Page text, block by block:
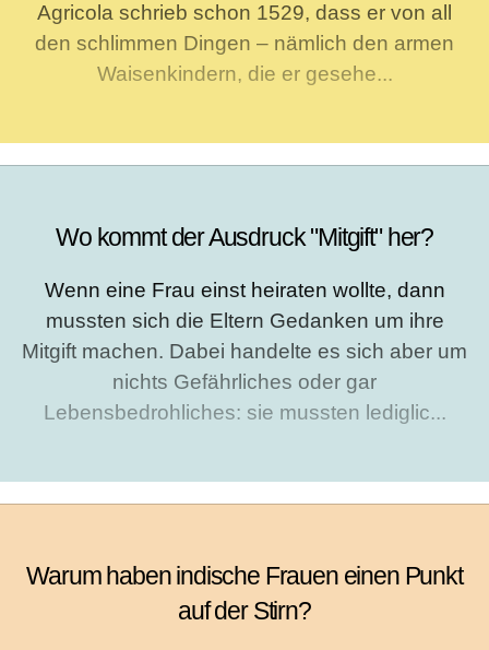
Agricola schrieb schon 1529, dass er von all
den schlimmen Dingen – nämlich den armen
Waisenkindern, die er gesehe...
Wo kommt der Ausdruck "Mitgift" her?
Wenn eine Frau einst heiraten wollte, dann
mussten sich die Eltern Gedanken um ihre
Mitgift machen. Dabei handelte es sich aber um
nichts Gefährliches oder gar
Lebensbedrohliches: sie mussten lediglic...
Warum haben indische Frauen einen Punkt
auf der Stirn?